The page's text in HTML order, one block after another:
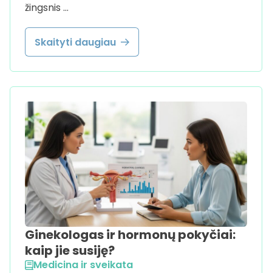
žingsnis …
Skaityti daugiau
Ginekologas ir hormonų pokyčiai:
kaip jie susiję?
Medicina ir sveikata